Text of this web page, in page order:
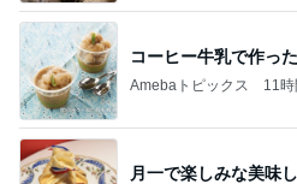
コーヒー牛乳で作っ
Amebaトピックス 11
月一で楽しみな美味